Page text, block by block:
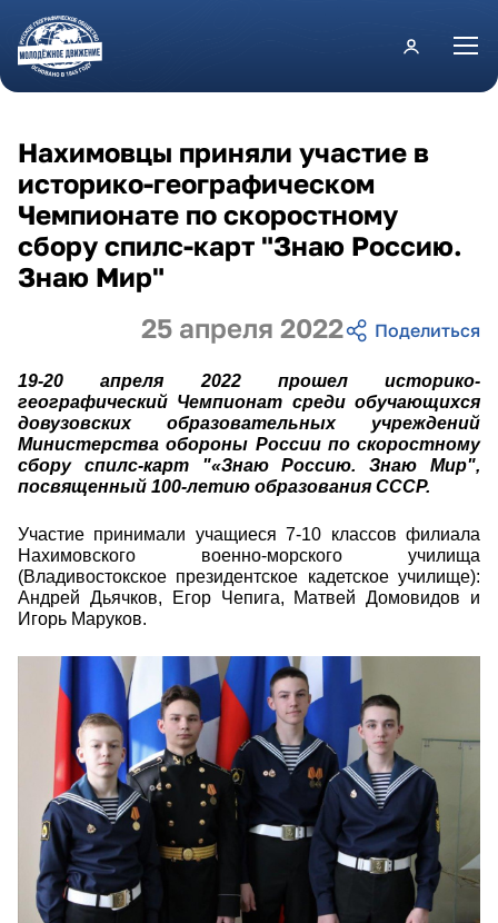
Перейти к основному содержанию
25 апреля 2022
Нахимовцы приняли участие в
историко-географическом
Чемпионате по скоростному
сбору спилс-карт "Знаю Россию.
Знаю Мир"
19-20 апреля 2022 прошел историко-
географический Чемпионат среди обучающихся
довузовских образовательных учреждений
Министерства обороны России по скоростному
сбору спилс-карт "«Знаю Россию. Знаю Мир",
посвященный 100-летию образования СССР.
Участие принимали учащиеся 7-10 классов филиала
Нахимовского военно-морского училища
(Владивостокское президентское кадетское училище):
Андрей Дьячков, Егор Чепига, Матвей Домовидов и
Игорь Маруков.
Молодежный клуб РГО